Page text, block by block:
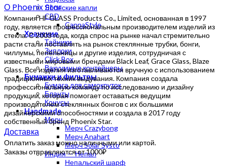
Японские капли
CBD
CannaStyle
Хранение
Тайники
Зиплоки
Click Box
Вакуумные контейнеры
Бумажки и фильтры
Бумага для самокруток
Бланты
Конусы
Handmade
Мерч
Мерч Crazybong
Мерч Anahart
Мерч Solar Systo
Индия — Непал
Непальский шарф
О Phoenix Star
Компания HF GLASS Products Co., Limited, основанная в 1997
году, является профессиональным производителем изделий из
стекла. С 2003 года, когда спрос на рынке начал стремительно
расти стали поставлять на рынок стеклянные трубки, бонги,
чиллумы, пепельницы и другие изделия, сотрудничая с
известными мировыми брендами Black Leaf, Grace Glass, Blaze
Glass. Все изделия изготавливаются вручную с использованием
традиционных техник выдувания. Компания создала
профессиональную команду по исследованию и дизайну
продукции, которая помогает оставаться ведущим
производителем стеклянных бонгов с их большими
дизайнерскими способностями и создала в 2017 году
собственный бренд Phoenix Star.
Доставка
Оплатить заказ можно наличными или картой.
Заказы отправляются от 1000₽